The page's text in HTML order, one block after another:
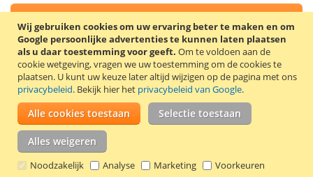
Wij gebruiken cookies om uw ervaring beter te maken en om
Google persoonlijke advertenties te kunnen laten plaatsen
als u daar toestemming voor geeft. Om te voldoen aan de
cookie wetgeving, vragen we uw toestemming om de cookies te
plaatsen. U kunt uw keuze later altijd wijzigen op de pagina met ons
privacybeleid. Bekijk hier het privacybeleid van Google.
Alle cookies toestaan Selectie toestaan
Alles weigeren
Noodzakelijk Analyse Marketing Voorkeuren
In Winkelwagen
VOEG TOE AAN VERLANGLIJST
TOEVOEGEN OM TE VERGELIJKEN
Vuilafstotende kettingspray voor het behandelen van
kettingen en tandwielen. Werkt ook bij zware belasting en
vermindert de weerstand door zijn lage wrijvingscoëfficiënt.